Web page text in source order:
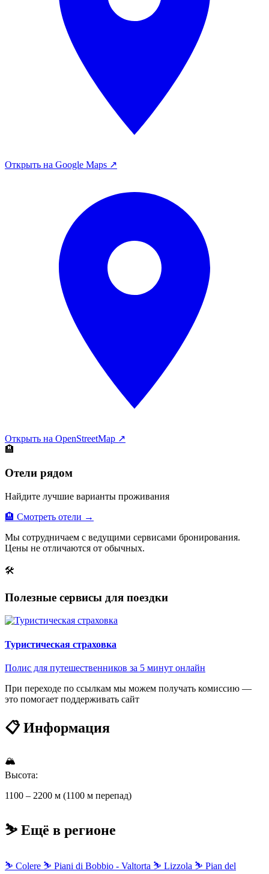
Открыть на Google Maps ↗
Открыть на OpenStreetMap ↗
🏨
Отели рядом
Найдите лучшие варианты проживания
🏨 Смотреть отели →
Мы сотрудничаем с ведущими сервисами бронирования.
Цены не отличаются от обычных.
🛠
Полезные сервисы для поездки
Туристическая страховка
Полис для путешественников за 5 минут онлайн
При переходе по ссылкам мы можем получать комиссию —
это помогает поддерживать сайт
📋 Информация
🏔
Высота:
1100 – 2200 м (1100 м перепад)
⛷️ Ещё в регионе
⛷ Colere ⛷ Piani di Bobbio - Valtorta ⛷ Lizzola ⛷ Pian del